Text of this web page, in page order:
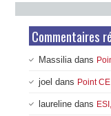
Commentaires
Massilia dans
joel dans Point
laureline dans